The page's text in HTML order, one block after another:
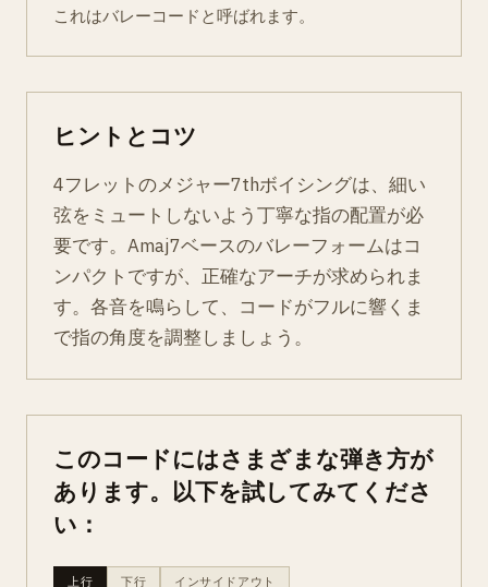
これはバレーコードと呼ばれます。
ヒントとコツ
4フレットのメジャー7thボイシングは、細い
弦をミュートしないよう丁寧な指の配置が必
要です。Amaj7ベースのバレーフォームはコ
ンパクトですが、正確なアーチが求められま
す。各音を鳴らして、コードがフルに響くま
で指の角度を調整しましょう。
このコードにはさまざまな弾き方が
あります。以下を試してみてくださ
い：
上行 下行 インサイドアウト